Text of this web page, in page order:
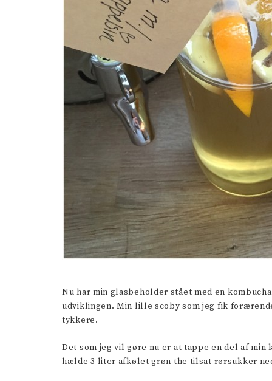
Nu har min glasbeholder stået med en
udviklingen. Min lille scoby som jeg fik
tykkere.
Det som jeg vil gøre nu er at tappe en del af
hælde 3 liter afkølet grøn the tilsat rørsukker